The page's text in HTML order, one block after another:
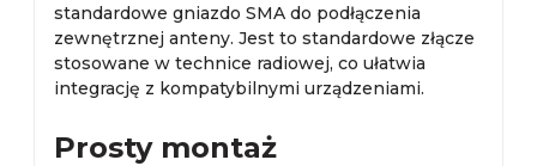
standardowe gniazdo SMA do podłączenia
zewnętrznej anteny. Jest to standardowe złącze
stosowane w technice radiowej, co ułatwia
integrację z kompatybilnymi urządzeniami.
Prosty montaż